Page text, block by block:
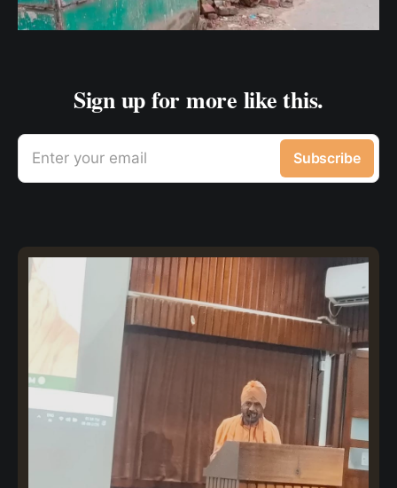
Sign up for more like this.
Enter your email Subscribe